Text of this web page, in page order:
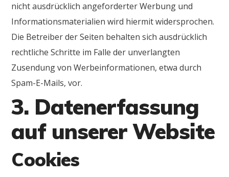
nicht ausdrücklich angeforderter Werbung und
Informationsmaterialien wird hiermit widersprochen.
Die Betreiber der Seiten behalten sich ausdrücklich
rechtliche Schritte im Falle der unverlangten
Zusendung von Werbeinformationen, etwa durch
Spam-E-Mails, vor.
3. Datenerfassung
auf unserer Website
Cookies